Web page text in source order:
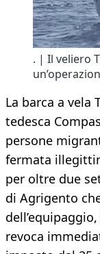
. | Il veliero
La barca a vela
tedesca
persone
fermata
per oltre due
di Agrigento
revoca